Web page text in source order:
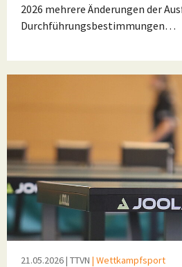
2026 mehrere Änderungen der
Durchführungsbestimmungen…
21.05.2026| TTVN | Wettkampfsport